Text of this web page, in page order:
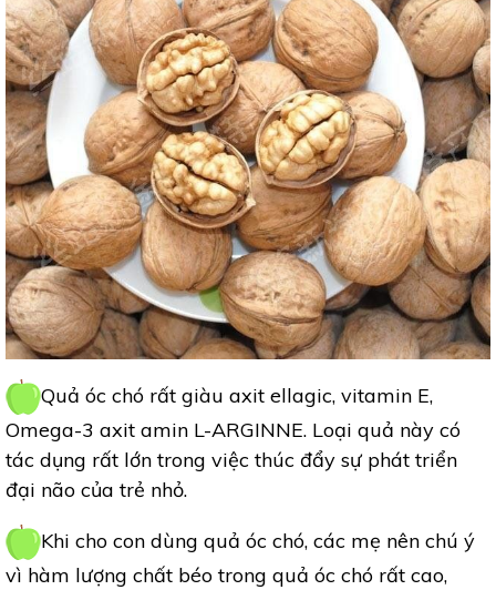
Quả óc chó rất giàu axit ellagic, vitamin E,
Omega-3 axit amin L-ARGINNE. Loại quả này có
tác dụng rất lớn trong việc thúc đẩy sự phát triển
đại não của trẻ nhỏ.
Khi cho con dùng quả óc chó, các mẹ nên chú ý
vì hàm lượng chất béo trong quả óc chó rất cao,